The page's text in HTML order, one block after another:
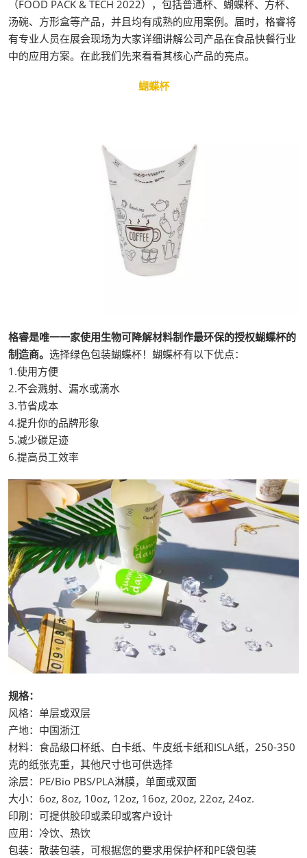
（FOOD PACK & TECH 2022），包括普通杯、蝴蝶杯、方杯、
汤碗、方形盒等产品，并且均有成熟的应用案例。届时，格睿将
有专业人员在展会现场为大家详细讲解公司产品在食品快餐行业
中的应用方案。在此我们先来看看其核心产品的亮点。
蝴蝶杯
格睿是唯一一家使用生物可降解材料制作最环保的授权蝴蝶杯的
制造商。 选择绿色包装蝴蝶杯！蝴蝶杯有以下优点：
1.使用方便
2.不会溅射、漏水或滴水
3.节省成本
4.提升你的品牌形象
5.减少碳足迹
6.提高员工效率
规格：
风格：单层或双层
产地：中国浙江
材料：食品级口杯纸、白卡纸、牛皮纸卡纸和ISLA纸，250-350
克的纸张克重，其他尺寸也可供选择
涂层：PE/Bio PBS/PLA淋膜，单面或双面
大小：6oz, 8oz, 10oz, 12oz, 16oz, 20oz, 22oz, 24oz.
印刷：可提供胶印或柔印或客户设计
应用：冷饮、热饮
包装：散装包装，可根据您的要求用保护杯和PE袋包装